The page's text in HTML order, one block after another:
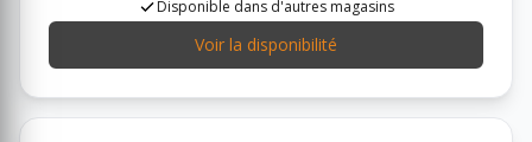
Disponible dans d'autres magasins
Voir la disponibilité